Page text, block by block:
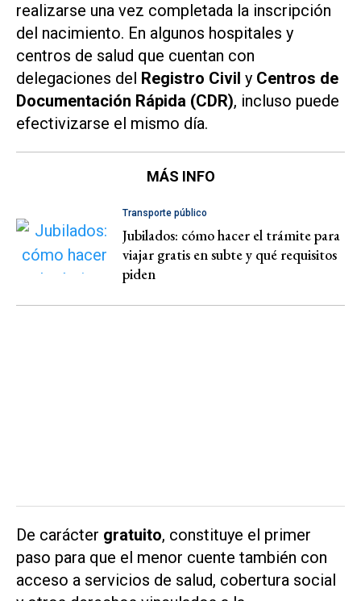
realizarse una vez completada la inscripción
del nacimiento. En algunos hospitales y
centros de salud que cuentan con
delegaciones del Registro Civil y Centros de
Documentación Rápida (CDR), incluso puede
efectivizarse el mismo día.
MÁS INFO
Transporte público
Jubilados: cómo hacer el trámite para
viajar gratis en subte y qué requisitos
piden
De carácter gratuito, constituye el primer
paso para que el menor cuente también con
acceso a servicios de salud, cobertura social